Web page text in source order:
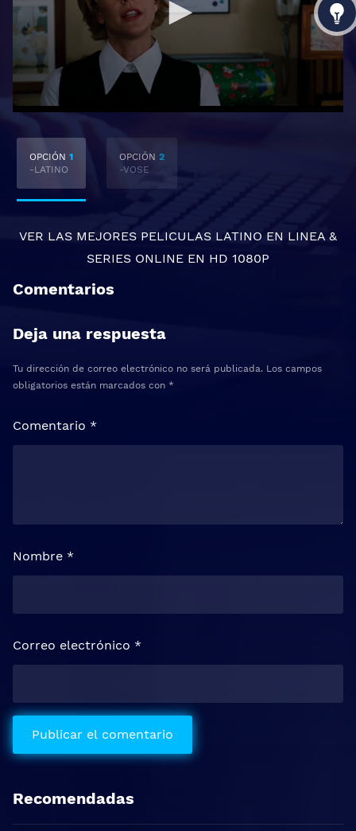
OPCIÓN 1
-LATINO
OPCIÓN 2
-VOSE
VER LAS MEJORES PELICULAS LATINO EN LINEA &
SERIES ONLINE EN HD 1080P
Comentarios
Deja una respuesta
Tu dirección de correo electrónico no será publicada. Los campos
obligatorios están marcados con *
Comentario *
Nombre *
Correo electrónico *
Recomendadas